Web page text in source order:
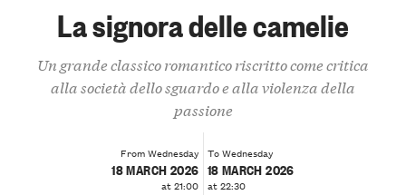
La signora delle camelie
Un grande classico romantico riscritto come critica
alla società dello sguardo e alla violenza della
passione
From Wednesday
18 MARCH 2026
at 21:00
To Wednesday
18 MARCH 2026
at 22:30